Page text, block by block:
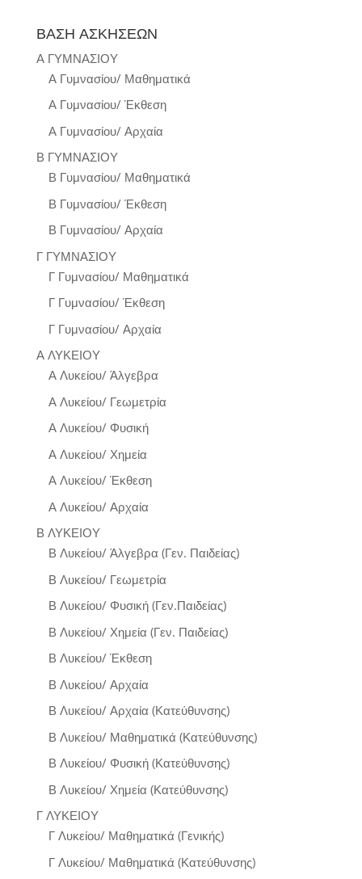
ΒΑΣΗ ΑΣΚΗΣΕΩΝ
Α ΓΥΜΝΑΣΙΟΥ
Α Γυμνασίου/ Μαθηματικά
Α Γυμνασίου/ Έκθεση
Α Γυμνασίου/ Αρχαία
Β ΓΥΜΝΑΣΙΟΥ
Β Γυμνασίου/ Μαθηματικά
Β Γυμνασίου/ Έκθεση
Β Γυμνασίου/ Αρχαία
Γ ΓΥΜΝΑΣΙΟΥ
Γ Γυμνασίου/ Μαθηματικά
Γ Γυμνασίου/ Έκθεση
Γ Γυμνασίου/ Αρχαία
Α ΛΥΚΕΙΟΥ
Α Λυκείου/ Άλγεβρα
Α Λυκείου/ Γεωμετρία
Α Λυκείου/ Φυσική
Α Λυκείου/ Χημεία
Α Λυκείου/ Έκθεση
Α Λυκείου/ Αρχαία
Β ΛΥΚΕΙΟΥ
Β Λυκείου/ Άλγεβρα (Γεν. Παιδείας)
Β Λυκείου/ Γεωμετρία
Β Λυκείου/ Φυσική (Γεν.Παιδείας)
Β Λυκείου/ Χημεία (Γεν. Παιδείας)
Β Λυκείου/ Έκθεση
Β Λυκείου/ Αρχαία
Β Λυκείου/ Αρχαία (Κατεύθυνσης)
Β Λυκείου/ Μαθηματικά (Κατεύθυνσης)
Β Λυκείου/ Φυσική (Κατεύθυνσης)
Β Λυκείου/ Χημεία (Κατεύθυνσης)
Γ ΛΥΚΕΙΟΥ
Γ Λυκείου/ Μαθηματικά (Γενικής)
Γ Λυκείου/ Μαθηματικά (Κατεύθυνσης)